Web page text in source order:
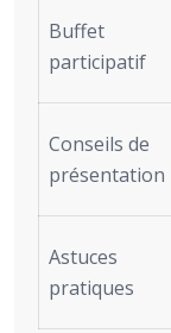
Buffet
participatif
Conseils de
présentation
Astuces
pratiques